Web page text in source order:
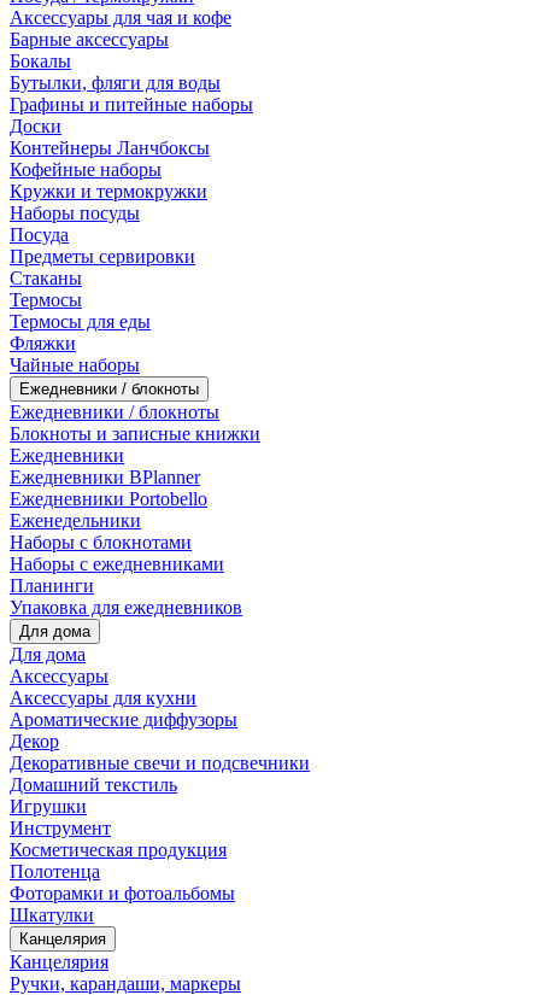
Аксессуары для чая и кофе
Барные аксессуары
Бокалы
Бутылки, фляги для воды
Графины и питейные наборы
Доски
Контейнеры Ланчбоксы
Кофейные наборы
Кружки и термокружки
Наборы посуды
Посуда
Предметы сервировки
Стаканы
Термосы
Термосы для еды
Фляжки
Чайные наборы
Ежедневники / блокноты
Ежедневники / блокноты
Блокноты и записные книжки
Ежедневники
Ежедневники BPlanner
Ежедневники Portobello
Еженедельники
Наборы с блокнотами
Наборы с ежедневниками
Планинги
Упаковка для ежедневников
Для дома
Для дома
Аксессуары
Аксессуары для кухни
Ароматические диффузоры
Декор
Декоративные свечи и подсвечники
Домашний текстиль
Игрушки
Инструмент
Косметическая продукция
Полотенца
Фоторамки и фотоальбомы
Шкатулки
Канцелярия
Канцелярия
Ручки, карандаши, маркеры